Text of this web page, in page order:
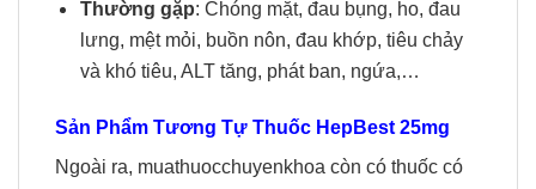
Thường gặp: Chóng mặt, đau bụng, ho, đau
lưng, mệt mỏi, buồn nôn, đau khớp, tiêu chảy
và khó tiêu, ALT tăng, phát ban, ngứa,…
Sản Phẩm Tương Tự Thuốc HepBest 25mg
Ngoài ra, muathuocchuyenkhoa còn có thuốc có